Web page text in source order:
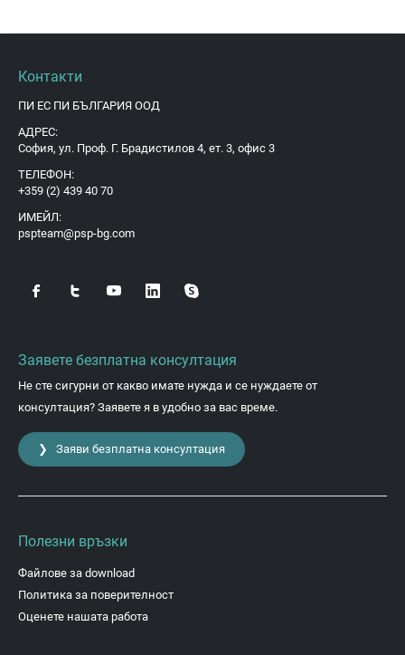
Контакти
ПИ ЕС ПИ БЪЛГАРИЯ ООД
АДРЕС:
София, ул. Проф. Г. Брадистилов 4, ет. 3, офис 3
ТЕЛЕФОН:
+359 (2) 439 40 70
ИМЕЙЛ:
pspteam@psp-bg.com
Заявете безплатна консултация
Не сте сигурни от какво имате нужда и се нуждаете от
консултация? Заявете я в удобно за вас време.
❯ Заяви безплатна консултация
Полезни връзки
Файлове за download
Политика за поверителност
Оценете нашата работа